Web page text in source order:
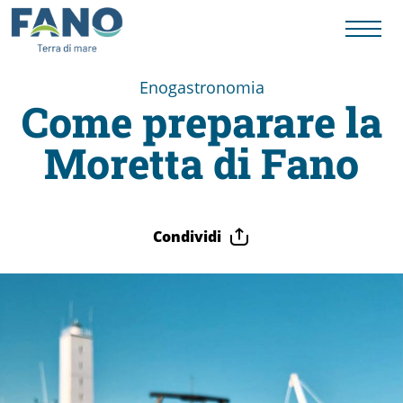
Fano
Visit
Cose
da
Enogastronomia
Come preparare la
Moretta di Fano
Condividi